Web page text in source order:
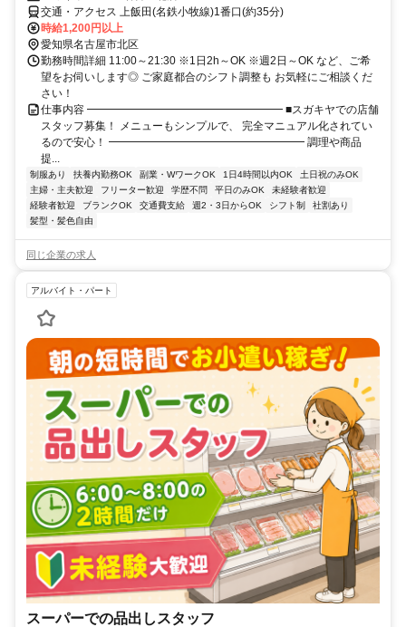
交通・アクセス 上飯田(名鉄小牧線)1番口(約35分)
時給1,200円以上
愛知県名古屋市北区
勤務時間詳細 11:00～21:30 ※1日2h～OK ※週2日～OK など、ご希
望をお伺いします◎ ご家庭都合のシフト調整も お気軽にご相談くだ
さい！
仕事内容 ━━━━━━━━━━━━━━━━━━ ■スガキヤでの店舗
スタッフ募集！ メニューもシンプルで、 完全マニュアル化されてい
るので安心！ ━━━━━━━━━━━━━━━━━━ 調理や商品
提...
制服あり 扶養内勤務OK 副業・WワークOK 1日4時間以内OK
土日祝のみOK
主婦・主夫歓迎
フリーター歓迎 学歴不問 平日のみOK
未経験者歓迎
経験者歓迎
ブランクOK 交通費支給 週2・3日からOK シフト制
社割あり
髪型・髪色自由
同じ企業の求人
アルバイト・パート
スーパーでの品出しスタッフ